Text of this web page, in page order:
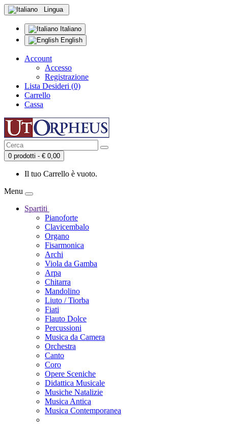
Lingua
Italiano
English
Account
Accesso
Registrazione
Lista Desideri (0)
Carrello
Cassa
0 prodotti - € 0,00
Il tuo Carrello è vuoto.
Menu
Spartiti
Pianoforte
Clavicembalo
Organo
Fisarmonica
Archi
Viola da Gamba
Arpa
Chitarra
Mandolino
Liuto / Tiorba
Fiati
Flauto Dolce
Percussioni
Musica da Camera
Orchestra
Canto
Coro
Opere Sceniche
Didattica Musicale
Musiche Natalizie
Musica Antica
Musica Contemporanea